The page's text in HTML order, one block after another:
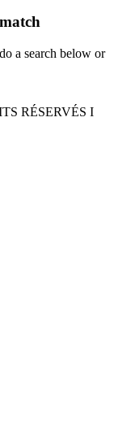
a search below or
RÉSERVÉS I